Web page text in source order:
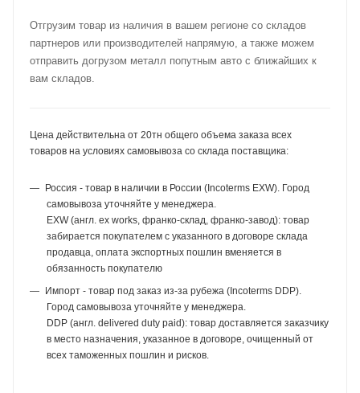
Отгрузим товар из наличия в вашем регионе со складов
партнеров или производителей напрямую, а также можем
отправить догрузом металл попутным авто с ближайших к
вам складов.
Цена действительна от 20тн общего объема заказа всех
товаров на условиях самовывоза со склада поставщика:
Россия - товар в наличии в России (Incoterms EXW). Город
самовывоза уточняйте у менеджера.
EXW (англ. ex works, франко-склад, франко-завод): товар
забирается покупателем с указанного в договоре склада
продавца, оплата экспортных пошлин вменяется в
обязанность покупателю
Импорт - товар под заказ из-за рубежа (Incoterms DDP).
Город самовывоза уточняйте у менеджера.
DDP (англ. delivered duty paid): товар доставляется заказчику
в место назначения, указанное в договоре, очищенный от
всех таможенных пошлин и рисков.